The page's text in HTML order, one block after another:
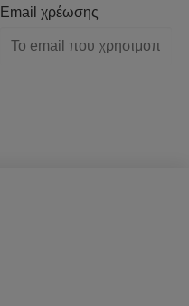
Email χρέωσης